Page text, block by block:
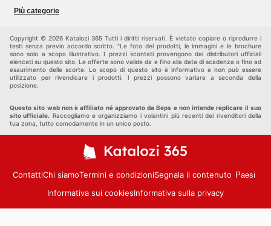
Bambini e Neonati
Più categorie
Copyright © 2026 Katalozi 365 Tutti i diritti riservati. È vietato copiare o riprodurre i
testi senza previo accordo scritto. "Le foto dei prodotti, le immagini e le brochure
sono solo a scopo illustrativo. I prezzi scontati provengono dai distributori ufficiali
elencati su questo sito. Le offerte sono valide da e fino alla data di scadenza o fino ad
esaurimento delle scorte. Lo scopo di questo sito è informativo e non può essere
utilizzato per rivendicare i prodotti. I prezzi possono variare a seconda della
posizione.
Questo sito web non è affiliato né approvato da Beps e non intende replicare il suo
sito ufficiale. Raccogliamo e organizziamo i volantini più recenti dei rivenditori della
tua zona, tutto comodamente in un unico posto.
ContattiChi siamoTermini e condizioniSegnala il contenuto Paesi
Informativa sui cookiesInformativa sulla privacy